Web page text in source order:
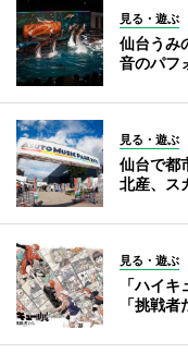
見る・遊ぶ
仙台うみ
音のパフ
見る・遊ぶ
仙台で都
北産、ス
見る・遊ぶ
「ハイ
「挑戦